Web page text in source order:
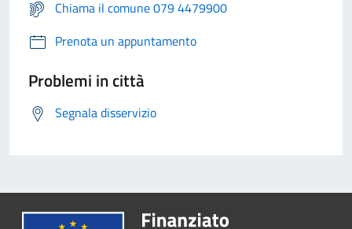
Chiama il comune 079 4479900
Prenota un appuntamento
Problemi in città
Segnala disservizio